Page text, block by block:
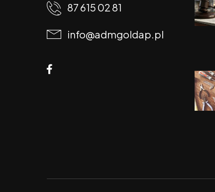
87 615 02 81
info@admgoldap.pl